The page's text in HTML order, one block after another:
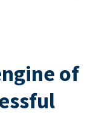
of